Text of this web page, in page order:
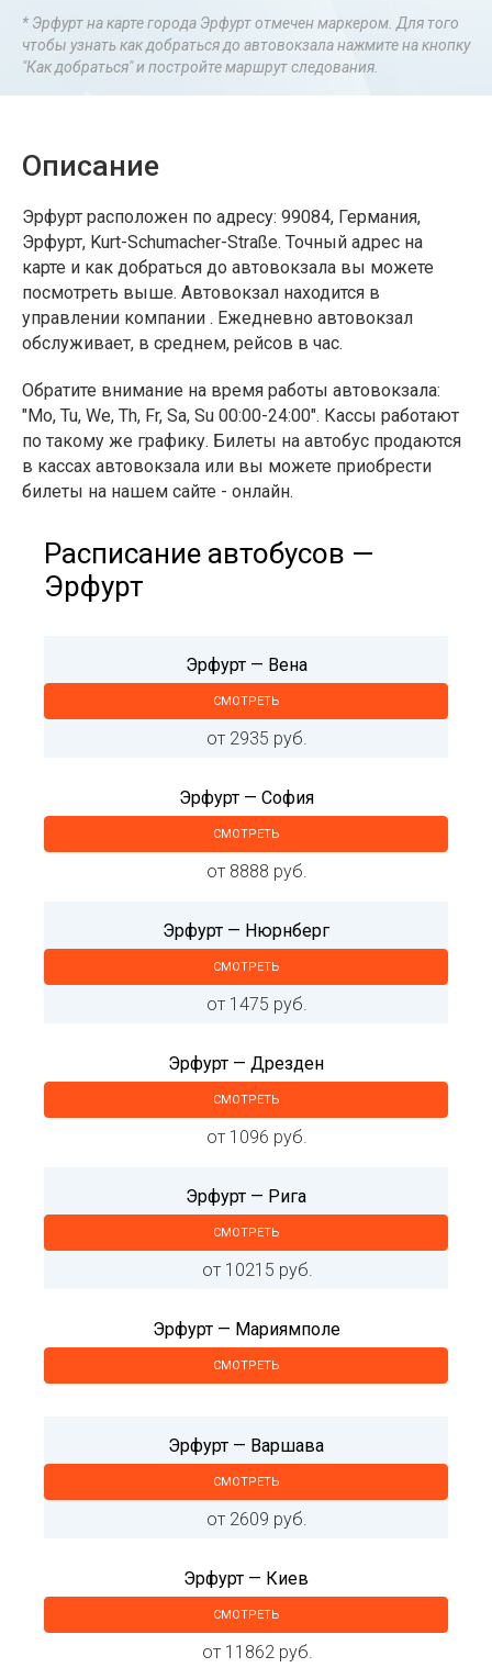
* Эрфурт на карте города Эрфурт отмечен маркером. Для того
чтобы узнать как добраться до автовокзала нажмите на кнопку
"Как добраться" и постройте маршрут следования.
Описание
Эрфурт расположен по адресу: 99084, Германия,
Эрфурт, Kurt-Schumacher-Straße. Точный адрес на
карте и как добраться до автовокзала вы можете
посмотреть выше. Автовокзал находится в
управлении компании . Ежедневно автовокзал
обслуживает, в среднем, рейсов в час.
Обратите внимание на время работы автовокзала:
"Mo, Tu, We, Th, Fr, Sa, Su 00:00-24:00". Кассы работают
по такому же графику. Билеты на автобус продаются
в кассах автовокзала или вы можете приобрести
билеты на нашем сайте - онлайн.
Расписание автобусов —
Эрфурт
Эрфурт — Вена
СМОТРЕТЬ
от 2935 руб.
Эрфурт — София
СМОТРЕТЬ
от 8888 руб.
Эрфурт — Нюрнберг
СМОТРЕТЬ
от 1475 руб.
Эрфурт — Дрезден
СМОТРЕТЬ
от 1096 руб.
Эрфурт — Рига
СМОТРЕТЬ
от 10215 руб.
Эрфурт — Мариямполе
СМОТРЕТЬ
Эрфурт — Варшава
СМОТРЕТЬ
от 2609 руб.
Эрфурт — Киев
СМОТРЕТЬ
от 11862 руб.